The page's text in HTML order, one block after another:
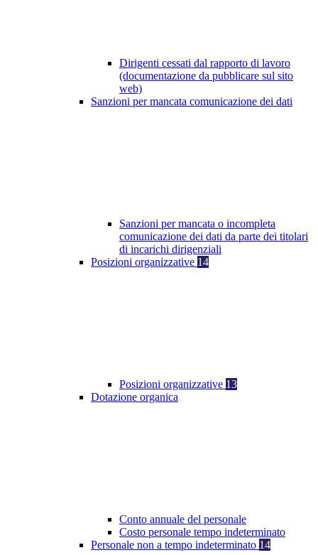
Dirigenti cessati dal rapporto di lavoro
(documentazione da pubblicare sul sito
web)
Sanzioni per mancata comunicazione dei dati
Sanzioni per mancata o incompleta
comunicazione dei dati da parte dei titolari
di incarichi dirigenziali
Posizioni organizzative 14
Posizioni organizzative 13
Dotazione organica
Conto annuale del personale
Costo personale tempo indeterminato
Personale non a tempo indeterminato 14